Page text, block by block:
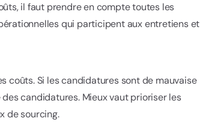
il faut prendre en compte toutes les
qui participent aux entretiens et
coûts. Si les candidatures sont de mauvaise
candidatures. Mieux vaut prioriser les
de sourcing.